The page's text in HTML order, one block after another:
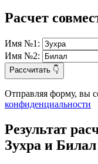
Расчет
Имя №1:
Имя №2:
Рассчитать 👇
Отправляя форму, вы
конфиденциальности
Результат
Зухра и Билал